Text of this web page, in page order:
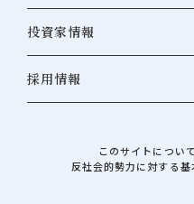
投資家情報
採用情報
このサイトについて
反社会的勢力に対する基